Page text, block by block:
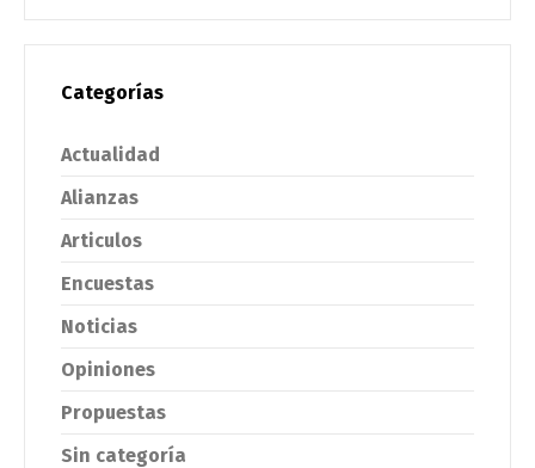
Categorías
Actualidad
Alianzas
Articulos
Encuestas
Noticias
Opiniones
Propuestas
Sin categoría